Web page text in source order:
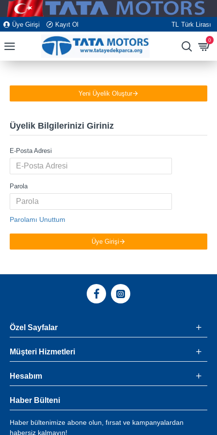
Üye Girişi Kayıt Ol TL Türk Lirası
0
Yeni Üyelik Oluştur
Üyelik Bilgilerinizi Giriniz
E-Posta Adresi
Parola
Parolamı Unuttum
Üye Girişi
Özel Sayfalar
Müşteri Hizmetleri
Hesabım
Haber Bülteni
Haber bültenimize abone olun, fırsat ve kampanyalardan
habersiz kalmayın!